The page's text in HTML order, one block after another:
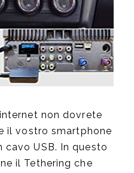
non dovrete
il vostro smartphone
cavo USB. In questo
il Tethering che